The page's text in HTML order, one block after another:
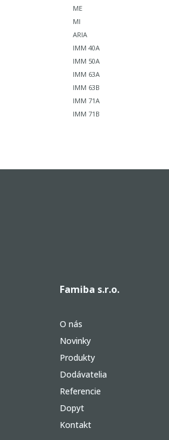
ME
MI
ARIA
IMM 40A
IMM 50A
IMM 63A
IMM 63B
IMM 71A
IMM 71B
Famiba s.r.o.
O nás
Novinky
Produkty
Dodávatelia
Referencie
Dopyt
Kontakt